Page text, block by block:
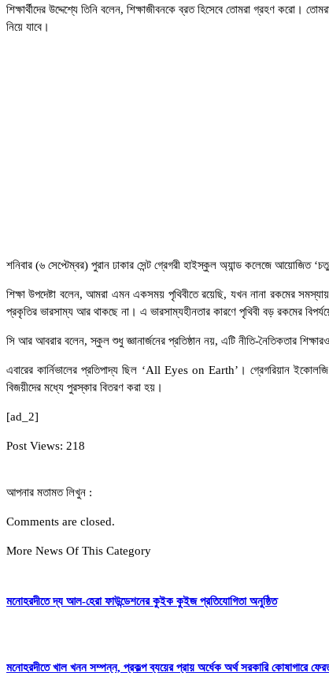
শিক্ষার্থীদের উদ্দেশ্যে তিনি বলেন, শিক্ষাজীবনকে ব্রত হিসেবে তোমরা গ্রহণ
নিয়ে যাবে।
শনিবার (৬ সেপ্টেম্বর) পুরান ঢাকার সেন্ট গ্রেগরী হাইস্কুল অ্যান্ড কলেজে আয়োজিত
শিক্ষা উপদেষ্টা বলেন, আমরা এমন একসময় পৃথিবীতে রয়েছি, যখন নানা রকমের
প্রকৃতির ভারসাম্য আর থাকছে না। এ ভারসাম্যহীনতার কারণে পৃথিবী বড় রকমের
সি আর আবরার বলেন, স্কুল শুধু জ্ঞানার্জনের প্রতিষ্ঠান নয়, এটি নীতি-নৈতিকতার
এবারের কার্নিভালের প্রতিপাদ্য ছিল ‘All Eyes on Earth’। গ্রেগরিয়ান ইকোলজি
বিজয়ীদের মধ্যে পুরস্কার বিতরণ করা হয়।
[ad_2]
Post Views: 218
আপনার মতামত লিখুন :
Comments are closed.
More News Of This Category
মনোহরদীতে দ্য আল-হেরা ফাউন্ডেশনের কুইক কুইজ প্রতিযোগিতা অনুষ্ঠিত
মনোহরদীতে খাল খনন সম্পন্ন, প্রকল্প ব্যয়ের প্রায় অর্ধেক অর্থ সরকারি কোষাগারে